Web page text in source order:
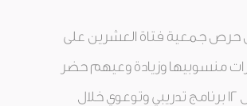
حرص جمعية فتاة العشرين على
منسوبيها وزيادة وعيهم حضر
فريق العمل 12 برنامج تدريبي وتوعوي خلال